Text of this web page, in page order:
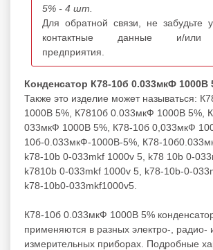
5% - 4 шт.
Для обратной связи, не забудьте
контактные данные и/или
предприятия.
Конденсатор К78-10б 0.033мкФ 1000В
Также это изделие может называться:
1000В 5%, К7810б 0.033мкФ 1000В 5%,
033мкФ 1000В 5%, К78-10б 0,033мкФ
10б-0.033мкФ-1000В-5%, К78-
k78-10b 0-033mkf 1000v 5, k78 10b 0-
k7810b 0-033mkf 1000v 5, k78-10b-0-
k78-10b0-033mkf1000v5.
К78-10б 0.033мкФ 1000В 5%
применяются в разных электро-, радио-
измерительных приборах. Подробные